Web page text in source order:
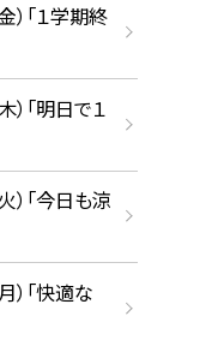
）「１学期終
）「明日で１
）「今日も涼
）「快適な